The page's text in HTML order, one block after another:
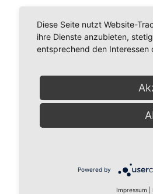
Diese Seite nutzt Website-
ihre Dienste anzubieten,
entsprechend den Interessen
Powered by
Impressum